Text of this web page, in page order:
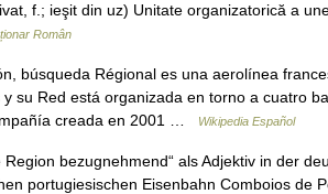
f.; ieşit din uz) Unitate organizatorică a
Român
búsqueda Régional es una aerolínea
su Red está organizada en torno a cuatro
creada en 2001 …
Wikipedia Español
bezugnehmend“ als Adjektiv in der
portugiesischen Eisenbahn Comboios de